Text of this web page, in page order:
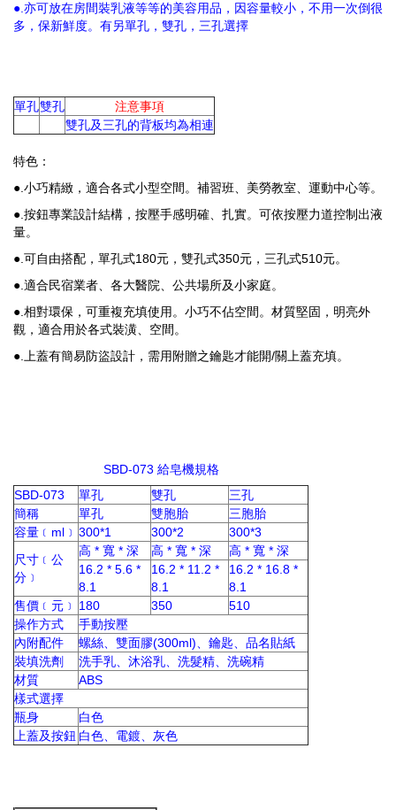
●.亦可放在房間裝乳液等等的美容用品，因容量較小，不用一次倒很
多，保新鮮度。有另單孔，雙孔，三孔選擇
單孔雙孔
注意事項
雙孔及三孔的背板均為相連
特色：
●.小巧精緻，適合各式小型空間。補習班、美勞教室、運動中心等。
●.按鈕專業設計結構，按壓手感明確、扎實。可依按壓力道控制出液
量。
●.可自由搭配，單孔式180元，雙孔式350元，三孔式510元。
●.適合民宿業者、各大醫院、公共場所及小家庭。
●.相對環保，可重複充填使用。小巧不佔空間。材質堅固，明亮外
觀，適合用於各式裝潢、空間。
●.上蓋有簡易防盜設計，需用附贈之鑰匙才能開/關上蓋充填。
SBD-073 給皂機規格
SBD-073
單孔 雙孔
三孔
簡稱
單孔 雙胞胎
三胞胎
容量﹝ml﹞ 300*1 300*2
300*3
尺寸﹝公
分﹞
高 * 寬 * 深 高 * 寬 * 深
高 * 寬 * 深
16.2 * 5.6 *
8.1
16.2 * 11.2 *
8.1
16.2 * 16.8 *
8.1
售價﹝元﹞
180 350
510
操作方式
手動按壓
內附配件
螺絲、雙面膠(300ml)、鑰匙、品名貼紙
裝填洗劑
洗手乳、沐浴乳、洗髮精、洗碗精
材質
ABS
樣式選擇
瓶身
白色
上蓋及按鈕 白色、電鍍、灰色